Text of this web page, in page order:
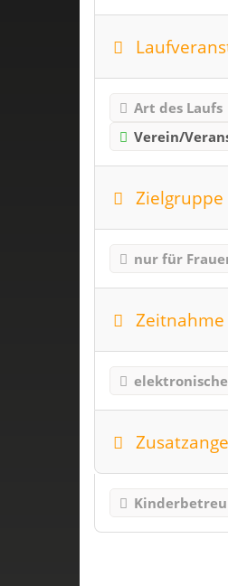
Art des Laufs
Verein/
Zielgruppe
nur für
Zeitnahme